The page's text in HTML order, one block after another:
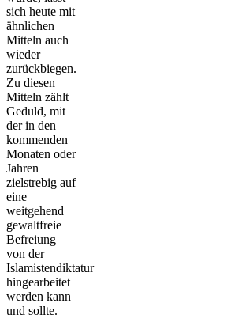
sich heute mit
ähnlichen
Mitteln auch
wieder
zurückbiegen.
Zu diesen
Mitteln zählt
Geduld, mit
der in den
kommenden
Monaten oder
Jahren
zielstrebig auf
eine
weitgehend
gewaltfreie
Befreiung
von der
Islamistendiktatur
hingearbeitet
werden kann
und sollte.